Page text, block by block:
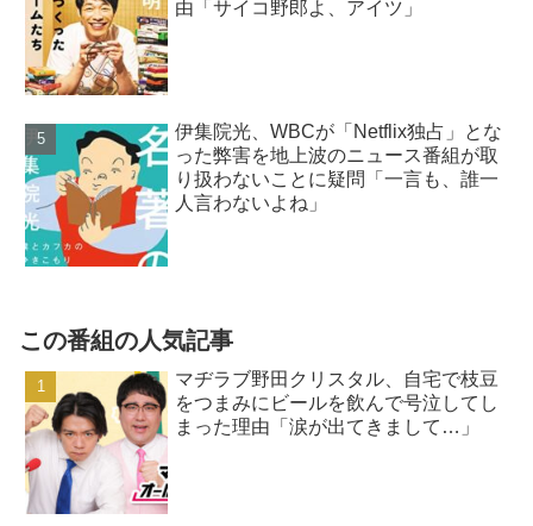
由「サイコ野郎よ、アイツ」
伊集院光、WBCが「Netflix独占」とな
った弊害を地上波のニュース番組が取
り扱わないことに疑問「一言も、誰一
人言わないよね」
この番組の人気記事
マヂラブ野田クリスタル、自宅で枝豆
をつまみにビールを飲んで号泣してし
まった理由「涙が出てきまして…」